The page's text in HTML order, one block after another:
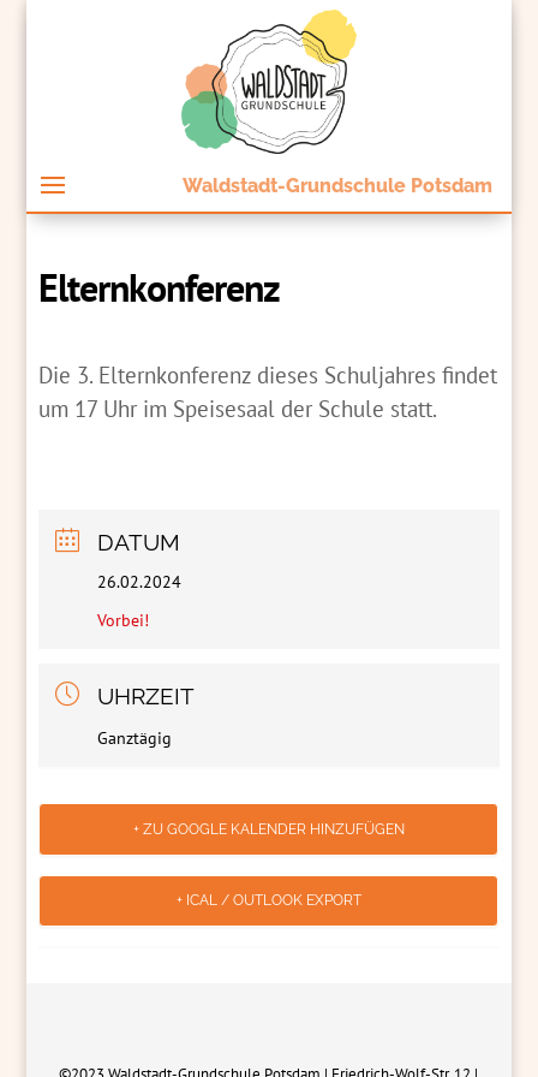
Waldstadt-Grundschule Potsdam
Elternkonferenz
Die 3. Elternkonferenz dieses Schuljahres findet
um 17 Uhr im Speisesaal der Schule statt.
DATUM
26.02.2024
Vorbei!
UHRZEIT
Ganztägig
+ ZU GOOGLE KALENDER HINZUFÜGEN
+ ICAL / OUTLOOK EXPORT